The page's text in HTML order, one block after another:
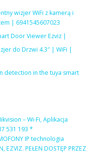
wizjer WiFi z kamerą i
| 6941545607023
Door Viewer Ezviz |
do Drzwi 4.3″ | WiFi |
detection in the tuya smart
– Wi-Fi, Aplikacja
531 193 *
IP technologia
EZVIZ. PEŁEN DOSTĘP PRZEZ